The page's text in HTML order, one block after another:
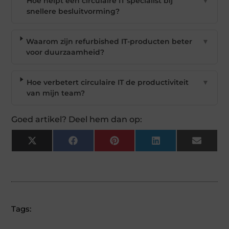
snellere besluitvorming?
Waarom zijn refurbished IT-producten beter
voor duurzaamheid?
▼
Hoe verbetert circulaire IT de productiviteit
van mijn team?
▼
Goed artikel? Deel hem dan op:
X
(Twitter)
Facebook Pinterest LinkedIn Email
Tags: